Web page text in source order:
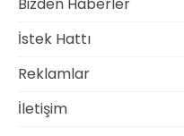
İstek Hattı
Reklamlar
İletişim